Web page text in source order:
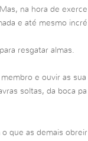
na hora de exerce
e até mesmo incré
resgatar almas.
e ouvir as sua
soltas, da boca pa
que as demais obreir